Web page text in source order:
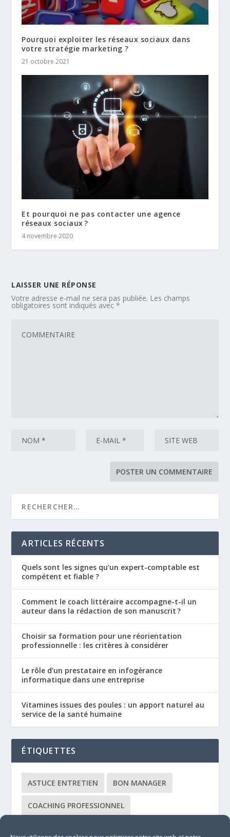
Pourquoi exploiter les réseaux sociaux dans
votre stratégie marketing ?
21 octobre 2021
Et pourquoi ne pas contacter une agence
réseaux sociaux ?
4 novembre 2020
LAISSER UNE RÉPONSE
Votre adresse e-mail ne sera pas publiée. Les champs
obligatoires sont indiqués avec*
ARTICLES RÉCENTS
Quels sont les signes qu’un expert-comptable est
compétent et fiable ?
Comment le coach littéraire accompagne-t-il un
auteur dans la rédaction de son manuscrit ?
Choisir sa formation pour une réorientation
professionnelle : les critères à considérer
Le rôle d’un prestataire en infogérance
informatique dans une entreprise
Vitamines issues des poules : un apport naturel au
service de la santé humaine
ÉTIQUETTES
ASTUCE ENTRETIEN BON MANAGER
COACHING PROFESSIONNEL